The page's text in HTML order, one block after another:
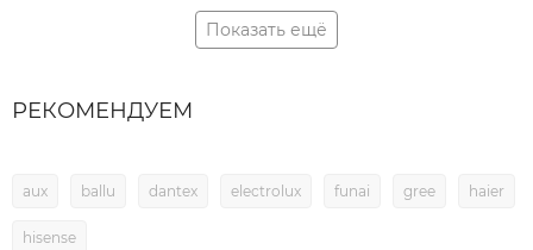
Показать ещё
РЕКОМЕНДУЕМ
aux ballu dantex electrolux funai gree haier
hisense